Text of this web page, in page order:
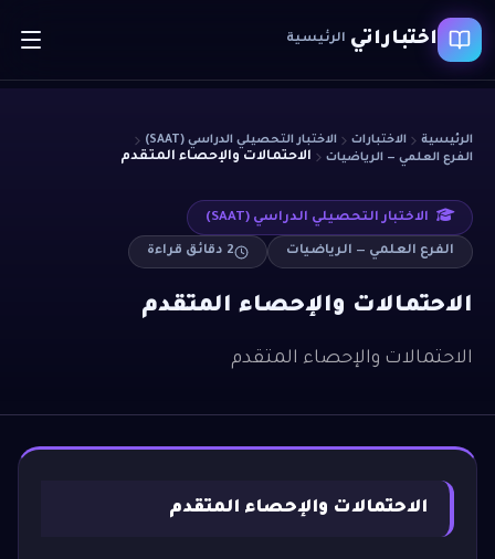
اختباراتي الرئيسية
الرئيسية الاختبارات
الاختبار التحصيلي الدراسي (SAAT)
الفرع العلمي — الرياضيات
الاحتمالات والإحصاء المتقدم
الاختبار التحصيلي الدراسي (SAAT)
الفرع العلمي — الرياضيات 2 دقائق قراءة
الاحتمالات والإحصاء المتقدم
الاحتمالات والإحصاء المتقدم
الاحتمالات والإحصاء المتقدم